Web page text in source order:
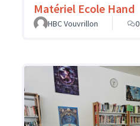
Matériel Ecole Hand
HBC Vouvrillon
0